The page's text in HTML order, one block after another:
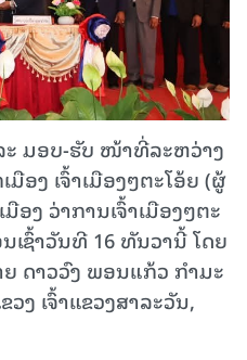
ມອບ-ຮັບ ໜ້າທີ່ລະຫວ່າງ
ອງ ເຈົ້າເມືອງໆຕະໂອ້ຍ (ຜູ້
ອງ ວ່າການເຈົ້າເມືອງໆຕະ
ເຊົ້າວັນທີ 16 ທັນວານີ້ ໂດຍ
ຍ ດາວວົງ ພອນແກ້ວ ກໍາມະ
ງ ເຈົ້າແຂວງສາລະວັນ,